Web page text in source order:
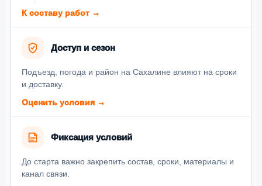
К составу работ →
Доступ и сезон
Подъезд, погода и район на Сахалине влияют на сроки
и доставку.
Оценить условия →
Фиксация условий
До старта важно закрепить состав, сроки, материалы и
канал связи.